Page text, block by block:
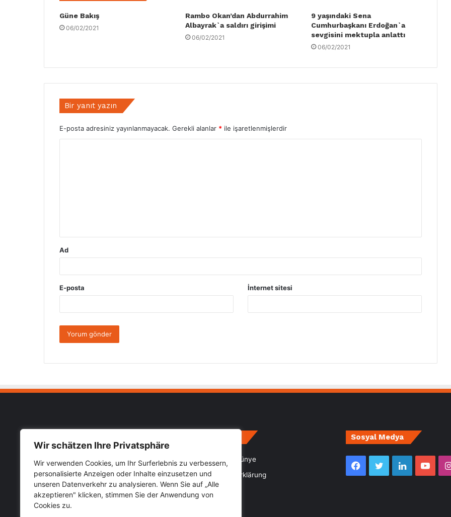
Wir schätzen Ihre Privatsphäre
Wir verwenden Cookies, um Ihr Surferlebnis zu verbessern,
personalisierte Anzeigen oder Inhalte einzusetzen und
unseren Datenverkehr zu analysieren. Wenn Sie auf „Alle
akzeptieren" klicken, stimmen Sie der Anwendung von
Cookies zu.
Güne Bakış
06/02/2021
Rambo Okan’dan Abdurrahim
Albayrak`a saldırı girişimi
06/02/2021
9 yaşındaki Sena
Cumhurbaşkanı Erdoğan`a
sevgisini mektupla anlattı
06/02/2021
Bir yanıt yazın
E-posta adresiniz yayınlanmayacak. Gerekli alanlar * ile işaretlenmişlerdir
Ad
E-posta İnternet sitesi
Almanya Türkiye güncel haberlerini
öğrenebileceğiniz hızlı güvenilir haber
sitesi Muhabirce.com
Impressum- Künye
Datenschutzerklärung
Sosyal Medya
Facebook
TwitterLinkedIn